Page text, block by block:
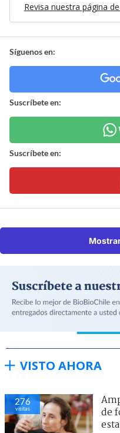
Revisa nuestra página
Síguenos en:
Suscríbete en:
Suscríbete en:
VISTO AHORA
276
visitas
de